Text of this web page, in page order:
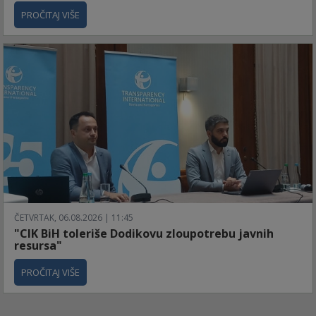
PROČITAJ VIŠE
ČETVRTAK, 06.08.2026 | 11:45
"CIK BiH toleriše Dodikovu zloupotrebu javnih
resursa"
PROČITAJ VIŠE